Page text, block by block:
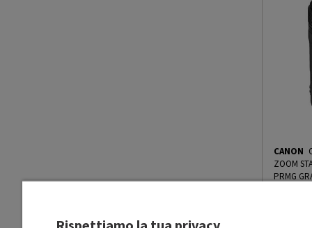
CANON
ZOOM
PRMG